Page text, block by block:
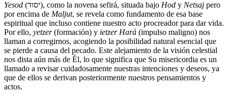
Yesod
(יסוד), como la novena sefirá, situada bajo Hod y Netsaj pero
por encima de Maljut, se revela como fundamento de esa base
espiritual que incluso contiene nuestro acto procreador para dar vida.
Por ello, yetzer(formación) y ietzer Hará (impulso maligno) nos
llaman a corregirnos, acogiendo la posibilidad natural esencial que
se pierde a causa del pecado. Este alejamiento de la visión celestial
nos dista aún más de Él, lo que significa que Su misericordia es un
llamado a revisar cuidadosamente nuestras intenciones y deseos, ya
que de ellos se derivan posteriormente nuestros pensamientos y
actos.